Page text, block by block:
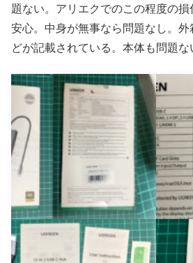
題ない。アリエクでのこの程度の
安心。中身が無事なら問題なし。
どが記載されている。本体も問題な